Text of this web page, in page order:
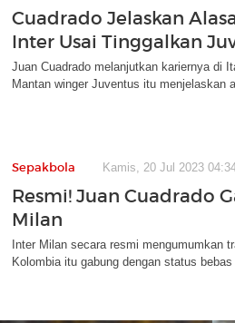
Cuadrado Jelaskan
Inter Usai Tinggalkan
Juan Cuadrado melanjutkan kariernya di
Mantan winger Juventus itu menjelaskan
Sepakbola Kamis, 20 Jul 2023
Resmi! Juan Cuadrado
Milan
Inter Milan secara resmi mengumumkan
Kolombia itu gabung dengan status